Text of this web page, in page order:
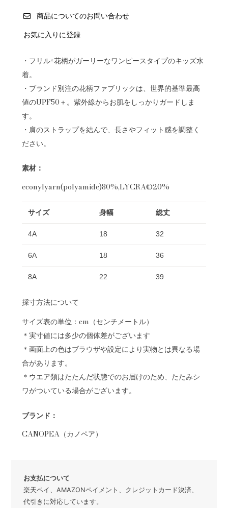
商品についてのお問い合わせ
お気に入りに登録
・フリル×花柄がガーリーなワンピースタイプのキッズ水
着。
・ブランド別注の花柄ファブリックは、世界的基準最高
値のUPF50＋。紫外線からお肌をしっかりガードしま
す。
・肩のストラップを結んで、長さやフィット感を調整く
ださい。
素材：
econylyarn(polyamide)80%,LYCRA©20%
サイズ 身幅 総丈
4A 18 32
6A 18 36
8A 22 39
採寸方法について
サイズ表の単位：cm（センチメートル）
＊実寸値には多少の個体差がございます
＊画面上の色はブラウザや設定により実物とは異なる場
合があります。
＊ウエア類はたたんだ状態でのお届けのため、たたみシ
ワがついている場合がございます。
ブランド：
CANOPEA（カノペア）
お支払について
楽天ペイ、AMAZONペイメント、クレジットカード決済、
代引きに対応しています。